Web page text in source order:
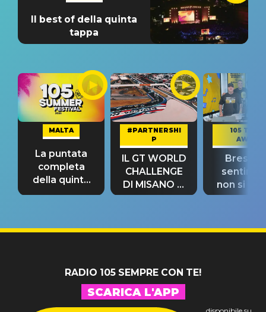
Il best of della quinta
tappa
MALTA
La puntata
completa
della quinta
tappa
#PARTNERSHI
P
IL GT WORLD
CHALLENGE
DI MISANO si
riconferma
105 TAKE
AWAY
Bresh:
non si
fino alla
RADIO 105 SEMPRE CON TE!
SCARICA L'APP